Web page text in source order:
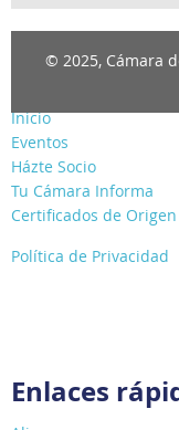
Inicio
Eventos
Házte Socio
Tu Cámara Informa
Certificados de Origen
Política de Privacidad
Enlaces
© 2025, Cámara